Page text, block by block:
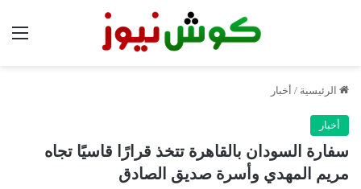
الرئيسية / أخبار
أخبار
سفارة السودان بالقاهرة تتخذ قرارًا قاسيًا تجاه
مريم المهدي وأسرة صديق الصادق